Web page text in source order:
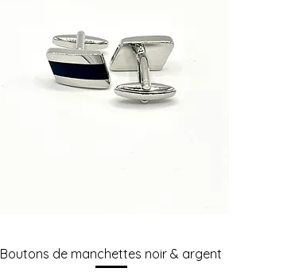
Boutons de manchettes noir & argent